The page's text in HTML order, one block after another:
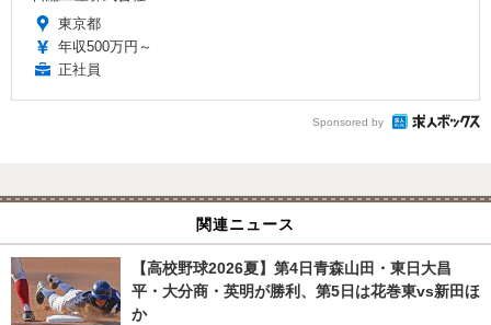
東京都
年収500万円～
正社員
Sponsored by
関連ニュース
【高校野球2026夏】第4日青森山田・東日大昌
平・大分商・英明が勝利、第5日は花巻東vs新田ほ
か